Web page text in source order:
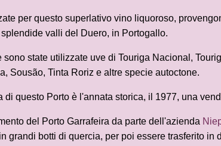
per questo superlativo vino liquoroso,
valli del Duero, in Portogallo.
sono state utilizzate uve di Touriga Nacional,
Sousão, Tinta Roriz e altre specie autoctone.
di questo Porto è l'annata storica, il 1977, una
del Porto Garrafeira da parte dell'azienda
grandi botti di quercia, per poi essere trasferito in